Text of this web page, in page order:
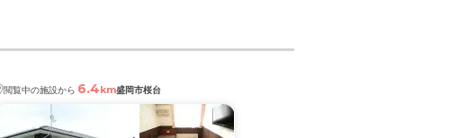
閲覧中の施設から 6.4km盛岡市桜台